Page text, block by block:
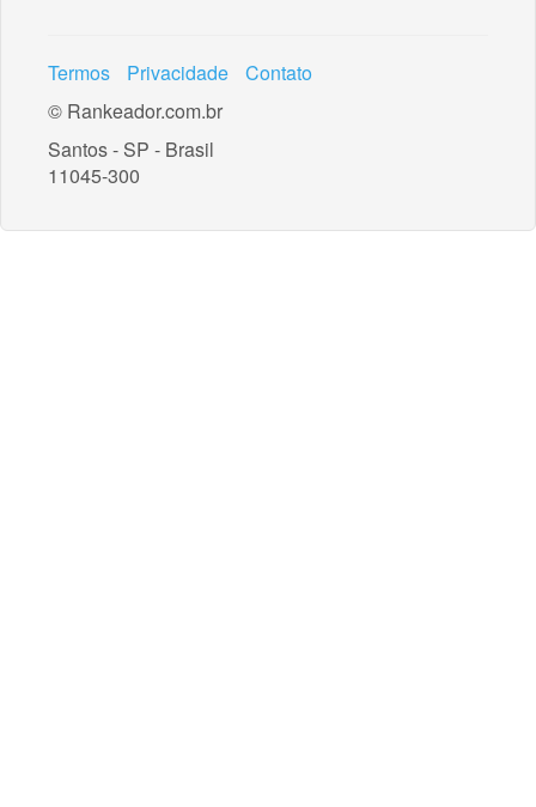
Termos Privacidade
Contato
© Rankeador.com.br
Santos - SP - Brasil
11045-300